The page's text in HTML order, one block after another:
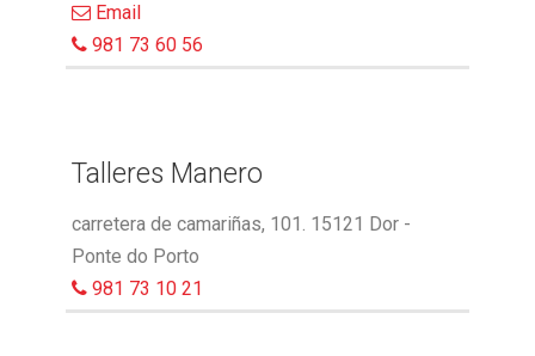
Email
981 73 60 56
Talleres Manero
carretera de camariñas, 101. 15121 Dor -
Ponte do Porto
981 73 10 21